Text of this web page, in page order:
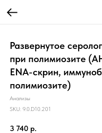
Развернутое
при полимиозите
ENA-скрин,
полимиозите)
Анализы
SKU: 9.0.D10.201
3 740 р.